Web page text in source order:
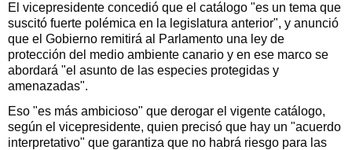
El vicepresidente concedió que el catálogo "es un tema que
suscitó fuerte polémica en la legislatura anterior", y anunció
que el Gobierno remitirá al Parlamento una ley de
protección del medio ambiente canario y en ese marco se
abordará "el asunto de las especies protegidas y
amenazadas".
Eso "es más ambicioso" que derogar el vigente catálogo,
según el vicepresidente, quien precisó que hay un "acuerdo
interpretativo" que garantiza que no habrá riesgo para las